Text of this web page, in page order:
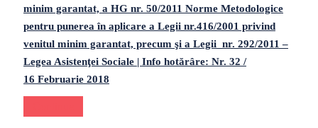
minim garantat, a HG nr. 50/2011 Norme Metodologice
pentru punerea în aplicare a Legii nr.416/2001 privind
venitul minim garantat, precum şi a Legii nr. 292/2011 –
Legea Asistenţei Sociale | Info hotărâre: Nr. 32 /
16 Februarie 2018